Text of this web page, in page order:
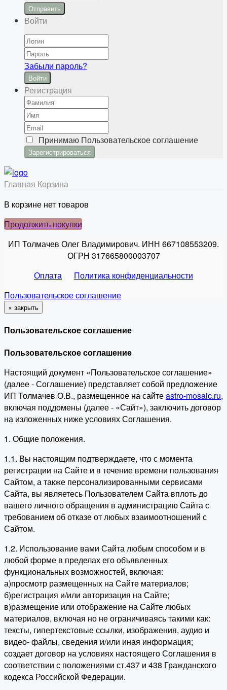
Отправить
Войти
Забыли пароль?
Войти
Регистрация
Принимаю Пользовательское соглашение
Главная Корзина
В корзине нет товаров
Продолжить покупки
ИП Толмачев Олег Владимирович. ИНН 667108553209.
ОГРН 317665800003707
Оплата
Политика конфиденциальности
Пользовательское соглашение
× закрыть
Пользовательское соглашение
Пользовательское соглашение
Настоящий документ «Пользовательское соглашение»
(далее - Соглашение) представляет собой предложение
ИП Толмачев О.В., размещенное на сайтеastro-mosaic.ru,
включая поддомены (далее - «Сайт»), заключить договор
на изложенных ниже условиях Соглашения.
1. Общие положения.
1.1. Вы настоящим подтверждаете, что с момента
регистрации на Сайте и в течение времени пользования
Сайтом, а также персонализированными сервисами
Сайта, вы являетесь Пользователем Сайта вплоть до
вашего личного обращения в администрацию Сайта с
требованием об отказе от любых взаимоотношений с
Сайтом.
1.2. Использование вами Сайта любым способом и в
любой форме в пределах его объявленных
функциональных возможностей, включая:
а)просмотр размещенных на Сайте материалов;
б)регистрация и/или авторизация на Сайте;
в)размещение или отображение на Сайте любых
материалов, включая но не ограничиваясь такими как:
тексты, гипертекстовые ссылки, изображения, аудио и
видео- файлы, сведения и/или иная информация;
создает договор на условиях настоящего Соглашения в
соответствии с положениями ст.437 и 438 Гражданского
кодекса Российской Федерации.